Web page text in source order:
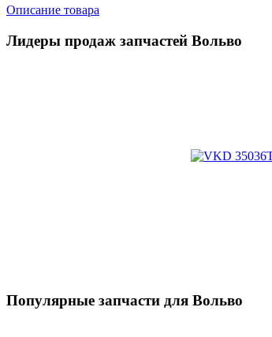
Описание товара
Лидеры продаж запчастей Вольво
Популярные запчасти для Вольво